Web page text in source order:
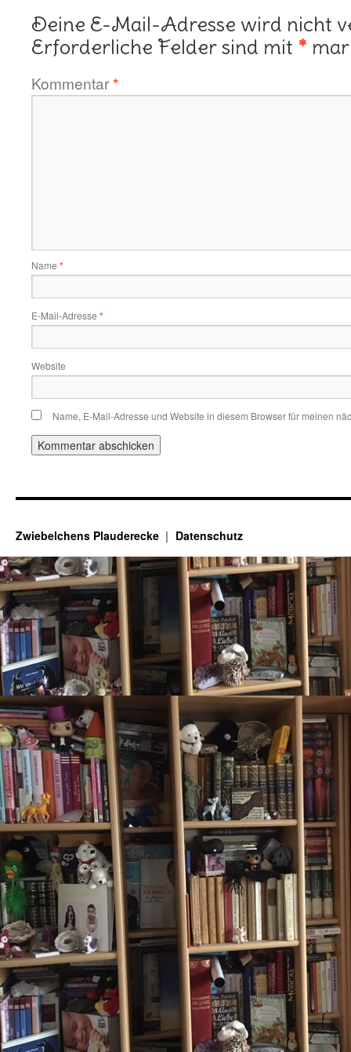
Deine E-Mail-Adresse wird nicht
Erforderliche Felder sind mit *
Kommentar*
Name *
E-Mail-Adresse *
Website
Name, E-Mail-Adresse und Website in diesem Browser für meinen
Zwiebelchens Plauderecke Datenschutz